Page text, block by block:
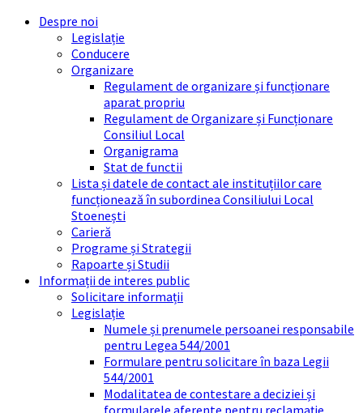
Skip
Skip
Skip
Skip
Despre noi
Legislație
Conducere
Organizare
Regulament de organizare și funcționare
aparat propriu
Regulament de Organizare și Funcționare
Consiliul Local
Organigrama
Stat de functii
Lista și datele de contact ale instituțiilor care
funcționează în subordinea Consiliului Local
Stoenești
Carieră
Programe și Strategii
Rapoarte și Studii
Informații de interes public
Solicitare informații
Legislație
Numele și prenumele persoanei responsabile
pentru Legea 544/2001
Formulare pentru solicitare în baza Legii
544/2001
Modalitatea de contestare a deciziei și
formularele aferente pentru reclamație